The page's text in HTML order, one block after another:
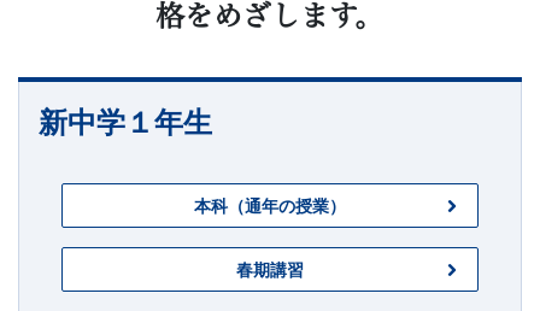
格をめざします。
新中学１年生
本科（通年の授業）
春期講習